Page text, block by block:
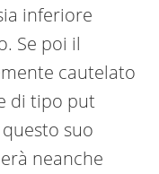
inferiore
Se poi il
cautelato
di tipo put
suo
neanche